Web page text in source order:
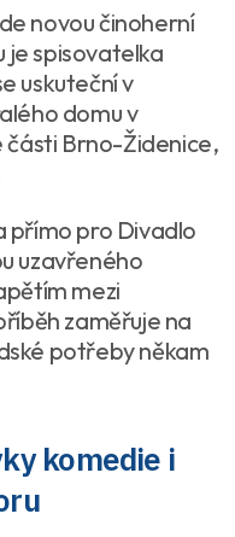
novou činoherní
je spisovatelka
uskuteční v
domu v
části Brno-Židenice,
přímo pro Divadlo
uzavřeného
mezi
zaměřuje na
potřeby někam
komedie i